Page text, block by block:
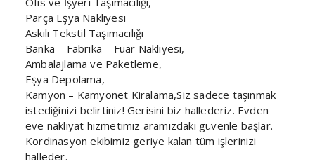
Parça Eşya Nakliyesi
Askılı Tekstil Taşımacılığı
Banka – Fabrika – Fuar Nakliyesi,
Ambalajlama ve Paketleme,
Eşya Depolama,
Kamyon – Kamyonet Kiralama,Siz sadece taşınmak
istediğinizi belirtiniz! Gerisini biz hallederiz. Evden
eve nakliyat hizmetimiz aramızdaki güvenle başlar.
Kordinasyon ekibimiz geriye kalan tüm işlerinizi
halleder.